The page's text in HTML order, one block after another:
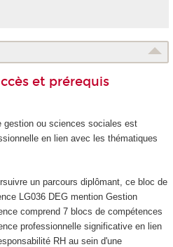
et prérequis
gestion ou sciences sociales est
en lien avec les thématiques
un parcours diplômant, ce bloc de
LG036 DEG mention Gestion
comprend 7 blocs de compétences
professionnelle significative en lien
RH au sein d'une